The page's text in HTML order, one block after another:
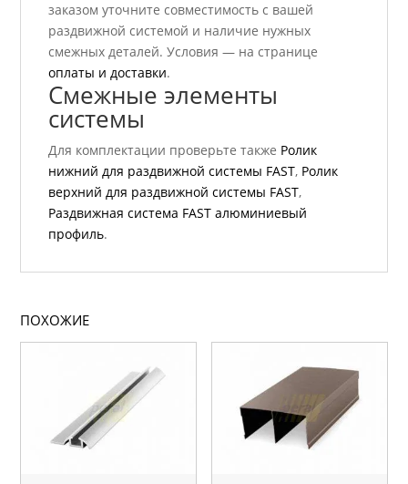
заказом уточните совместимость с вашей
раздвижной системой и наличие нужных
смежных деталей. Условия — на странице
оплаты и доставки.
Смежные элементы
системы
Для комплектации проверьте также Ролик
нижний для раздвижной системы FAST, Ролик
верхний для раздвижной системы FAST,
Раздвижная система FAST алюминиевый
профиль.
ПОХОЖИЕ